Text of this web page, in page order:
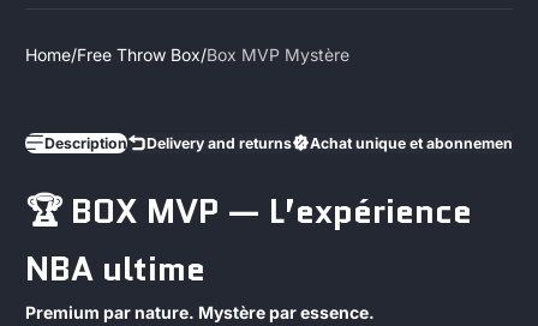
Home Free Throw Box Box MVP Mystère
Description Delivery and returns Achat unique et abonnements
🏆 BOX MVP — L’expérience
NBA ultime
Premium par nature. Mystère par essence.